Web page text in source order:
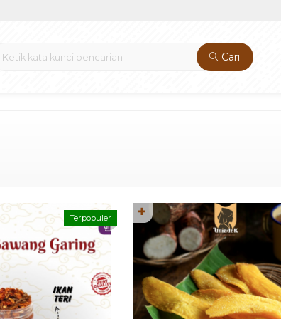
Cari
Terpopuler ✚